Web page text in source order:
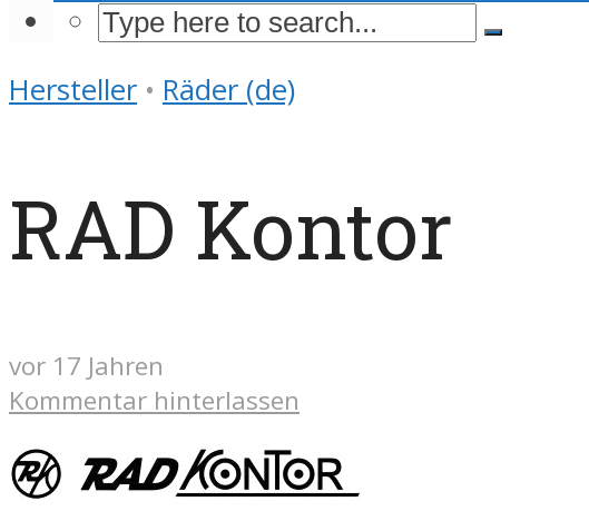
Hersteller • Räder (de)
RAD Kontor
vor 17 Jahren
Kommentar hinterlassen